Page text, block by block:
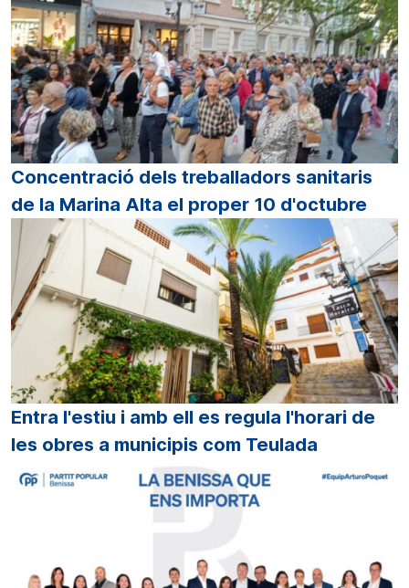
Concentració dels treballadors sanitaris
de la Marina Alta el proper 10 d'octubre
Entra l'estiu i amb ell es regula l'horari de
les obres a municipis com Teulada